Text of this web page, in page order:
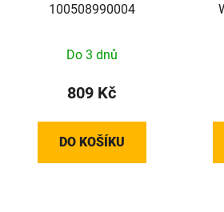
100508990004
Do 3 dnů
809 Kč
DO KOŠÍKU